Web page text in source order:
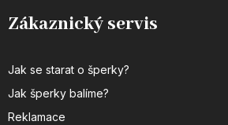
Zákaznický servis
Jak se starat o šperky?
Jak šperky balíme?
Reklamace